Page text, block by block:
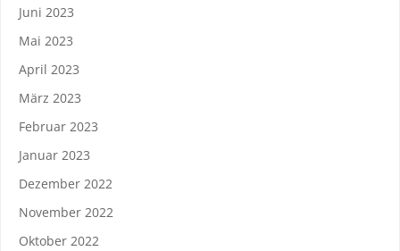
Juni 2023
Mai 2023
April 2023
März 2023
Februar 2023
Januar 2023
Dezember 2022
November 2022
Oktober 2022